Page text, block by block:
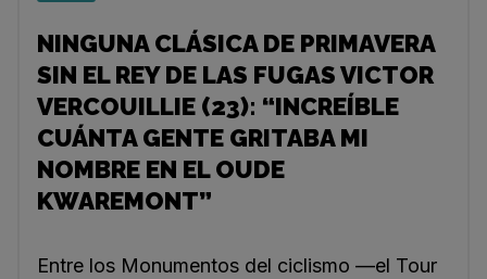
NINGUNA CLÁSICA DE PRIMAVERA
SIN EL REY DE LAS FUGAS VICTOR
VERCOUILLIE (23): “INCREÍBLE
CUÁNTA GENTE GRITABA MI
NOMBRE EN EL OUDE
KWAREMONT”
Entre los Monumentos del ciclismo —el Tour